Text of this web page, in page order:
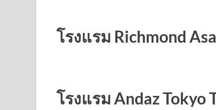
โรงแรม Richmond
โรงแรม Andaz Tokyo